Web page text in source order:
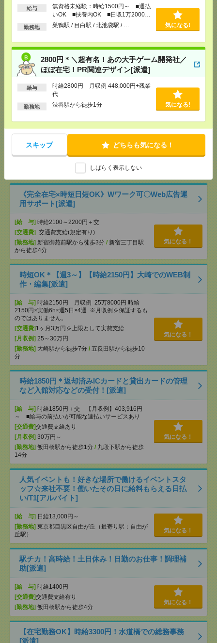
給与
無資格未経験：時給1500円～ ■週払
いOK ■扶養内OK ■日収1万2000円
以上
勤務地 巣鴨駅 / 目白駅 / 北池袋駅 / … 気になる!
2800円＊＼超有名！あの大手ゲーム開発社／
ほぼ在宅！PR関連デザイン[派遣]
給与
時給2800円 月収例 448,000円+残業
代
勤務地 渋谷駅から徒歩1分 気になる!
スキップ どちらも気になる！
しばらく表示しない
[勤務地]巣鴨駅/目白駅/北池袋駅/…
2800円＊＼超有名！あの大手ゲーム開発社／ほぼ在
宅！PR関連デザイン[派遣]
[給 与]
時給2800円 月収例 448,000円+残業代
[交通費]
全額支給
[月収例]30万円～
[勤務地]渋谷駅から徒歩1分
【完全在宅】土日祝+平日1日～キャリコン資格活か
せる！[派遣]
[給 与]時給2000円＋交
田町(東京都)駅から徒歩4分
《完全在宅×時短日短OK》Wワーク可〇Web広告運
用サポート[派遣]
[給 与] 時給2100～2200円＋交
[交通費] 交通費支給(規定有り)
[勤務地] 新宿御苑前駅から徒歩3分 / 新宿三丁目駅
から徒歩4分
気になる！
時短OK＊【週3～】【時給2150円】大崎でのWEB制
作・編集[派遣]
[給 与] 時給2150円 月収例 25万8000円 時給
2150円×実働6h×週5日×4週 ※月収例を保証するも
のではありません。
[交通費]1ヶ月3万円を上限として実費支給
[月収例] 25～30万円
[勤務地] 大崎駅から徒歩7分 / 五反田駅から徒歩10
分
気になる！
時給1850円＊返却済みICカードと貸出カードの管理
など入館対応などの受付！[派遣]
[給 与] 時給1850円＋交 【月収例】403,916円
～ ■給与の前払いが可能な速払いサービスあり
[交通費]交通費支給あり
[月収例] 30万円～
[勤務地] 飯田橋駅から徒歩1分 / 九段下駅から徒歩
14分
気になる！
人気イベントも！好きな場所で働けるイベントスタ
ッフ☆来社不要！働いたその日に給料もらえる日払
い/T1[アルバイト]
[給 与] 日給13,000円～
[勤務地] 東京都目黒区自由が丘（最寄り駅：自由が
丘駅）
気になる！
駅チカ！高時給！土日休み！日勤のお仕事！調理補
助[派遣]
[給 与] 時給1400円
[交通費]交通費支給有り
[勤務地] 飯田橋駅から徒歩4分
気になる！
【在宅勤務OK】時給3300円！水道橋での総務事務
[派遣]